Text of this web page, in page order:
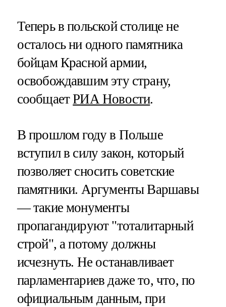
Теперь в польской столице не
осталось ни одного памятника
бойцам Красной армии,
освобождавшим эту страну,
сообщаетРИА Новости.
В прошлом году в Польше
вступил в силу закон, который
позволяет сносить советские
памятники. Аргументы Варшавы
— такие монументы
пропагандируют "тоталитарный
строй", а потому должны
исчезнуть. Не останавливает
парламентариев даже то, что, по
официальным данным, при